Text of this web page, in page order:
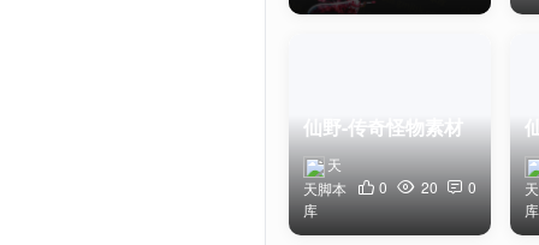
仙野-传奇怪物素材
天
天脚本
库
0 20 0
库